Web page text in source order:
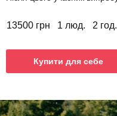
13500 грн 1 люд. 2 год.
Купити для себе